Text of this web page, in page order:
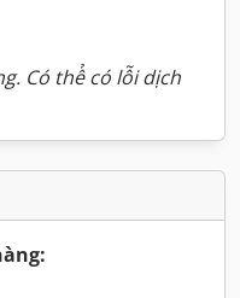
Có thể có lỗi dịch